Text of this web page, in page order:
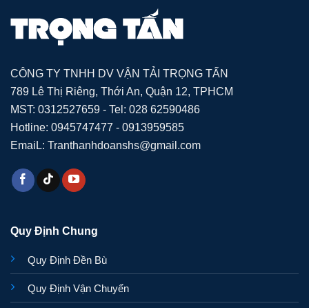
CÔNG TY TNHH DV VẬN TẢI TRỌNG TẤN
789 Lê Thị Riêng, Thới An, Quận 12, TPHCM
MST: 0312527659 - Tel: 028 62590486
Hotline: 0945747477 - 0913959585
EmaiL: Tranthanhdoanshs@gmail.com
Quy Định Chung
Quy Định Đền Bù
Quy Định Vận Chuyển